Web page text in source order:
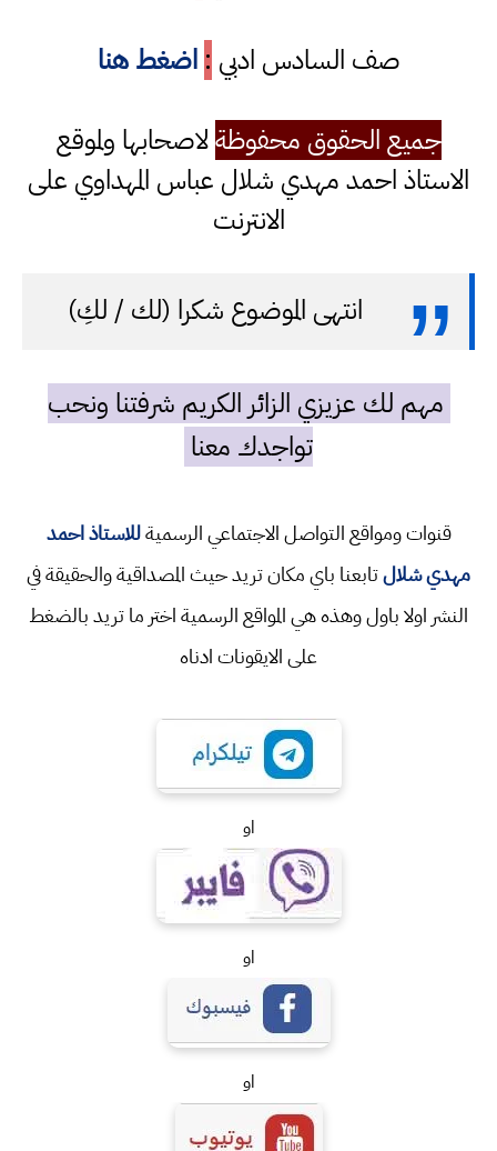
صف السادس ادبي : اضغط هنا
جميع الحقوق محفوظةلاصحابها ولموقع
الاستاذ احمد مهدي شلال عباس المهداوي على
الانترنت
انتهى الموضوع شكرا (لك / لكِ)
مهم لك عزيزي الزائر الكريم شرفتنا ونحب
تواجدك معنا
قنوات ومواقع التواصل الاجتماعي الرسميةللاستاذ احمد
مهدي شلالتابعنا باي مكان تريد حيث المصداقية والحقيقة في
النشر اولا باول وهذه هي المواقع الرسمية اختر ما تريد بالضغط
على الايقونات ادناه
او
او
او